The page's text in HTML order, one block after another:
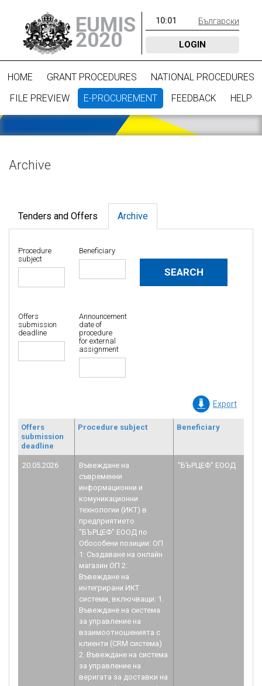
EUMIS
2020
10:01 Български
LOGIN
HOME GRANT PROCEDURES
NATIONAL PROCEDURES
FILE PREVIEW
E-PROCUREMENT FEEDBACK HELP
Archive
Tenders and Offers Archive
Procedure
subject
Beneficiary
Offers
submission
deadline
Announcement
date of
procedure
for external
assignment
Export
Offers
submission
deadline
Procedure subject Beneficiary
20.05.2026
Въвеждане на
съвременни
информационни и
комуникационни
технологии (ИКТ) в
предприятието
"БЪРЦЕФ" ЕООД по
Обособени позиции: ОП
1: Създаване на онлайн
магазин ОП 2:
Въвеждане на
интегрирани ИКТ
системи, включващи: 1.
Въвеждане на система
за управление на
взаимоотношенията с
клиенти (CRM система)
2. Въвеждане на система
за управление на
веригата за доставки на
"БЪРЦЕФ" ЕООД